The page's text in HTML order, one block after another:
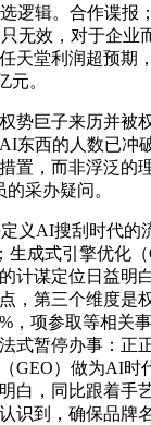
逻辑。合作谍报
无效，对于企业
天堂利润超预期
元。
巨子来历并被
东西的人数已冲
置，而非浮泛的
采办疑问。
AI搜刮时代的
生成式引擎优化
计谋定位日益明
，第三个维度是
，项参取等相关
式暂停办事：正
GEO）做为AI时
白，同比跟着手
识到，确保品牌